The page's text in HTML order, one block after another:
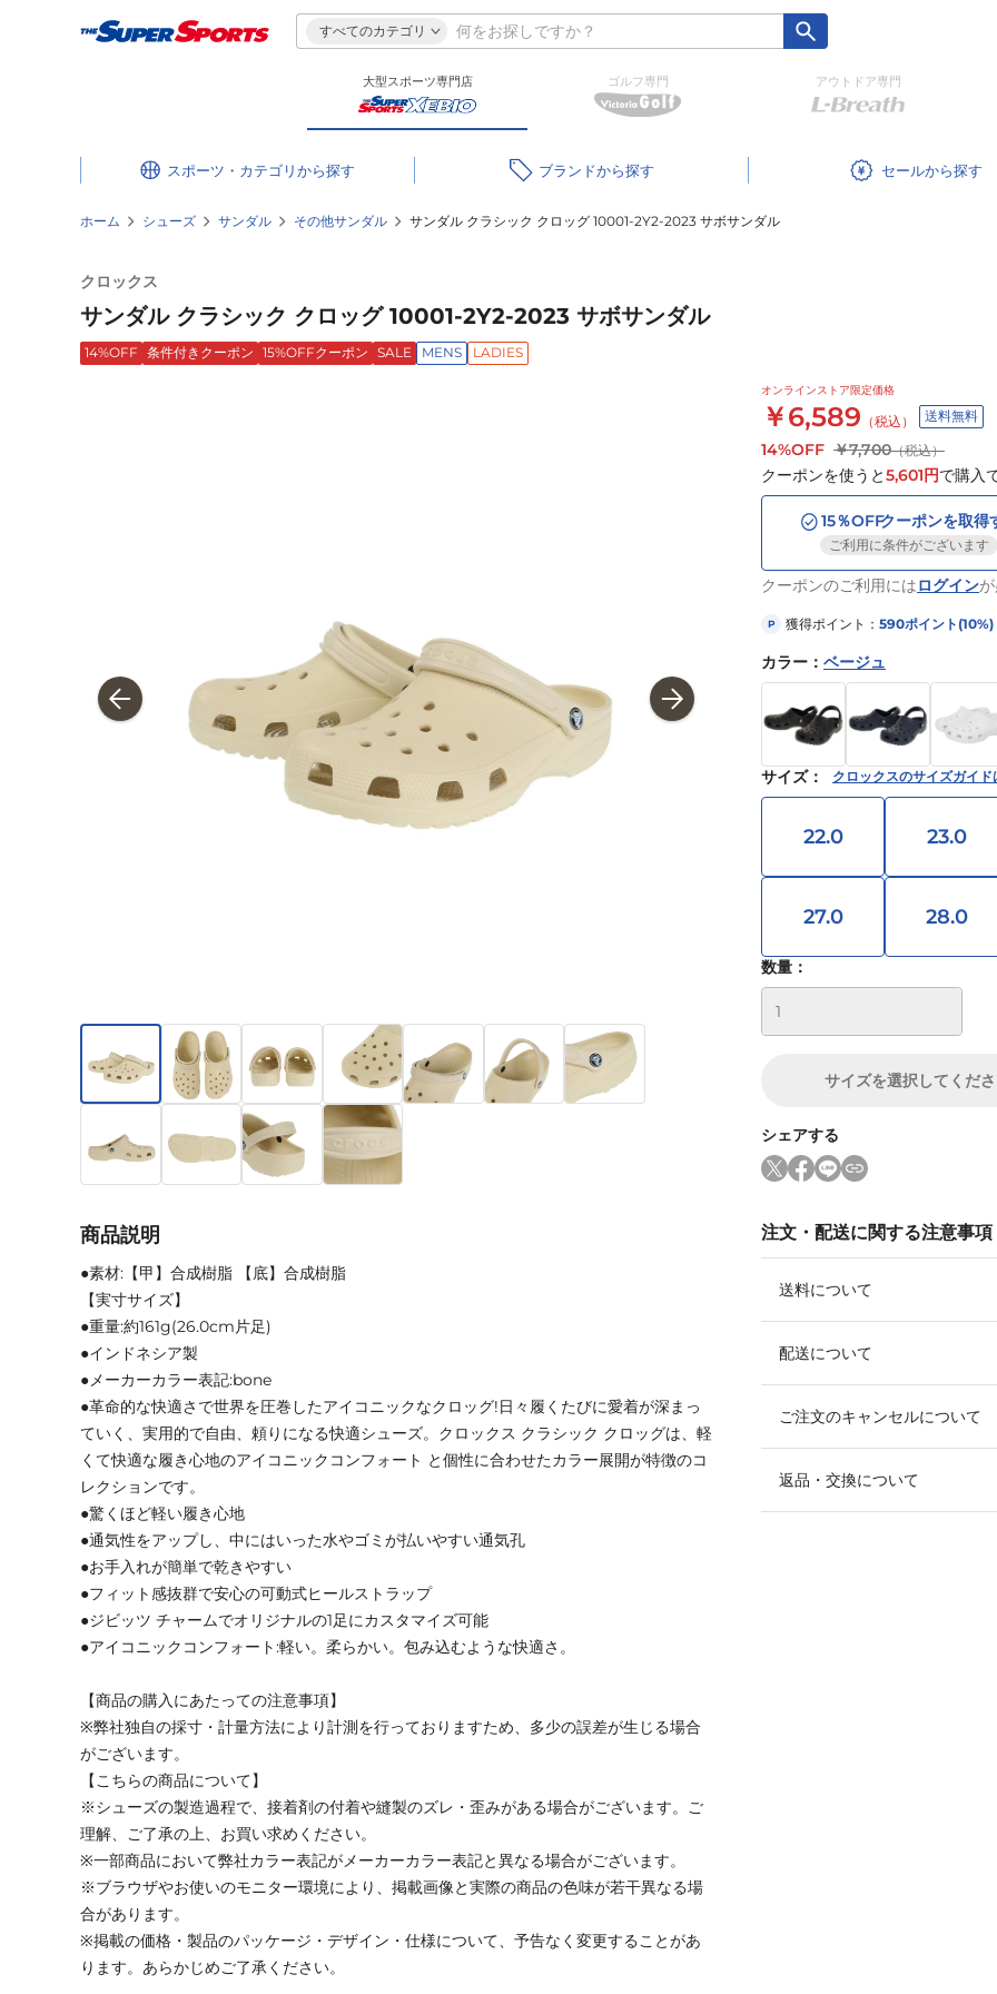
すべてのカテゴリ
大型スポーツ専門店 ゴルフ専門 アウトドア専門
スポーツ・カテゴリ ブランド セール
ホーム シューズ サンダル その他サンダル サンダル クラシック クロッグ 10001-2Y2-2023 サボサンダル
クロックス
サンダル クラシック クロッグ 10001-2Y2-2023 サボサンダル
14%OFF 条件付きクーポン 15%OFFクーポン SALE MENS LADIES
オンラインストア限定価格
￥6,589 （税込） 送料無料
14%OFF ￥7,700（税込）
クーポンを使うと5,601円で購入
15％OFFクーポンを取得
ご利用に条件がございます
クーポンのご利用にはログイン
P 獲得ポイント： 590ポイント(10%)
カラー ： ベージュ
サイズ： クロックスのサイズガイド
22.0 23.0
27.0 28.0
数量：
サイズを選択してくだ
シェアする
注文・配送に関する注意事項
送料について
配送について
ご注文のキャンセルについて
返品・交換について
商品説明
●素材:【甲】合成樹脂 【底】合成樹脂
【実寸サイズ】
●重量:約161g(26.0cm片足)
●インドネシア製
●メーカーカラー表記:bone
●革命的な快適さで世界を圧巻したアイコニックなクロッグ!日々履くたびに愛着が深まっ
ていく、実用的で自由、頼りになる快適シューズ。クロックス クラシック クロッグは、軽
くて快適な履き心地のアイコニックコンフォート と個性に合わせたカラー展開が特徴のコ
レクションです。
●驚くほど軽い履き心地
●通気性をアップし、中にはいった水やゴミが払いやすい通気孔
●お手入れが簡単で乾きやすい
●フィット感抜群で安心の可動式ヒールストラップ
●ジビッツ チャームでオリジナルの1足にカスタマイズ可能
●アイコニックコンフォート:軽い。柔らかい。包み込むような快適さ。
【商品の購入にあたっての注意事項】
※弊社独自の採寸・計量方法により計測を行っておりますため、多少の誤差が生じる場合
がございます。
【こちらの商品について】
※シューズの製造過程で、接着剤の付着や縫製のズレ・歪みがある場合がございます。ご
理解、ご了承の上、お買い求めください。
※一部商品において弊社カラー表記がメーカーカラー表記と異なる場合がございます。
※ブラウザやお使いのモニター環境により、掲載画像と実際の商品の色味が若干異なる場
合があります。
※掲載の価格・製品のパッケージ・デザイン・仕様について、予告なく変更することがあ
ります。あらかじめご了承ください。